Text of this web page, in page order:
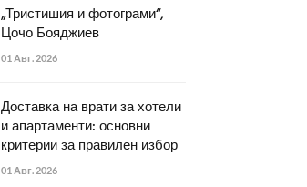
„Тристишия и фотограми“,
Цочо Бояджиев
01 Авг. 2026
Доставка на врати за хотели
и апартаменти: основни
критерии за правилен избор
01 Авг. 2026